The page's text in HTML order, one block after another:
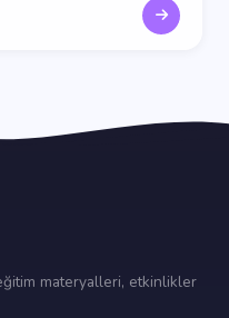
materyalleri, etkinlikler